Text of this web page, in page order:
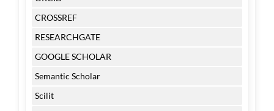
CROSSREF
RESEARCHGATE
GOOGLE SCHOLAR
Semantic Scholar
Scilit